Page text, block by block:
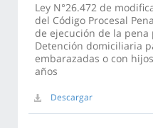
Ley N°26.472 de
del Código Procesal
de ejecución de la
Detención domiciliaria
embarazadas o con
años
Descargar